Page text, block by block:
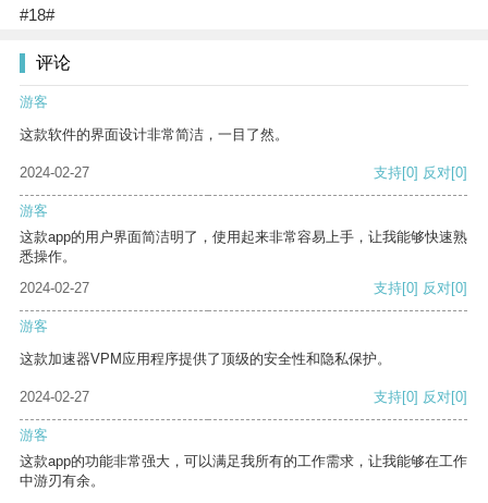
#18#
评论
游客
这款软件的界面设计非常简洁，一目了然。
2024-02-27 支持[0] 反对[0]
游客
这款app的用户界面简洁明了，使用起来非常容易上手，让我能够快速熟
悉操作。
2024-02-27
支持[0] 反对[0]
游客
这款加速器VPM应用程序提供了顶级的安全性和隐私保护。
2024-02-27 支持[0] 反对[0]
游客
这款app的功能非常强大，可以满足我所有的工作需求，让我能够在工作
中游刃有余。